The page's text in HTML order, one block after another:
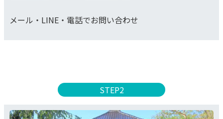
メール・LINE・電話でお問い合わせ
STEP2